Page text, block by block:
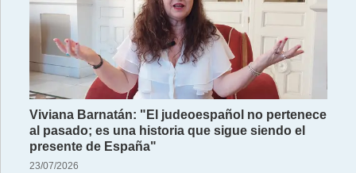
Viviana Barnatán: "El judeoespañol no pertenece
al pasado; es una historia que sigue siendo el
presente de España"
23/07/2026